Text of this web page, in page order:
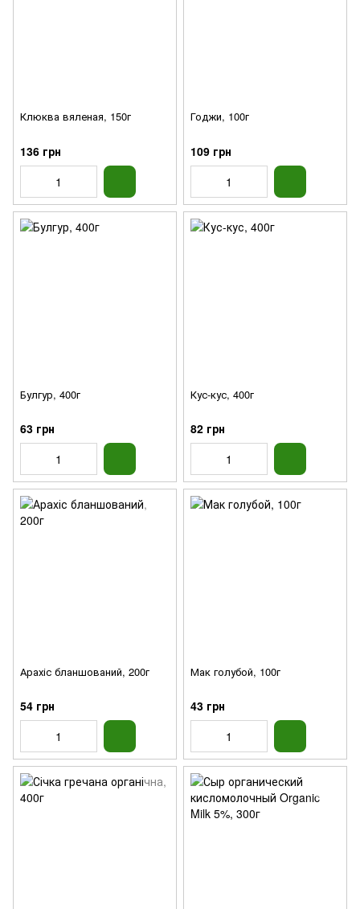
Клюква вяленая, 150г
136 грн
Годжи, 100г
109 грн
Булгур, 400г
63 грн
Кус-кус, 400г
82 грн
Арахіс бланшований, 200г
54 грн
Мак голубой, 100г
43 грн